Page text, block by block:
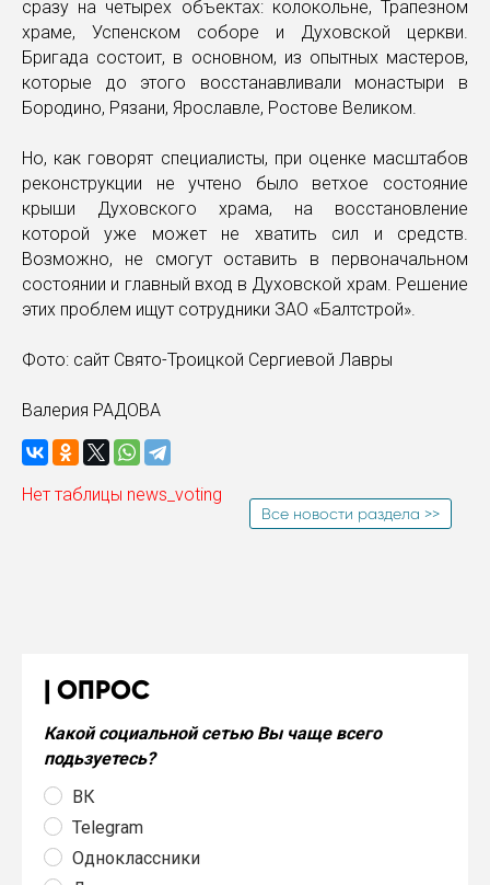
сразу на четырех объектах: колокольне, Трапезном
храме, Успенском соборе и Духовской церкви.
Бригада состоит, в основном, из опытных мастеров,
которые до этого восстанавливали монастыри в
Бородино, Рязани, Ярославле, Ростове Великом.
Но, как говорят специалисты, при оценке масштабов
реконструкции не учтено было ветхое состояние
крыши Духовского храма, на восстановление
которой уже может не хватить сил и средств.
Возможно, не смогут оставить в первоначальном
состоянии и главный вход в Духовской храм. Решение
этих проблем ищут сотрудники ЗАО «Балтстрой».
Фото: сайт Свято-Троицкой Сергиевой Лавры
Валерия РАДОВА
Нет таблицы news_voting
Все новости раздела >>
ОПРОС
Какой социальной сетью Вы чаще всего
подьзуетесь?
ВК
Telegram
Одноклассники